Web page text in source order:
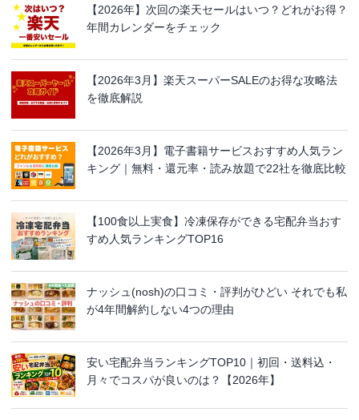
【2026年】次回の楽天セールはいつ？どれがお得？
年間カレンダーをチェック
【2026年3月】楽天スーパーSALEのお得な攻略法
を徹底解説
【2026年3月】電子書籍サービスおすすめ人気ラン
キング｜無料・還元率・読み放題で22社を徹底比較
【100食以上実食】冷凍保存ができる宅配弁当おす
すめ人気ランキングTOP16
ナッシュ(nosh)の口コミ・評判がひどい それでも私
が4年間解約しない4つの理由
安い宅配弁当ランキングTOP10｜初回・送料込・
月々でコスパが良いのは？【2026年】